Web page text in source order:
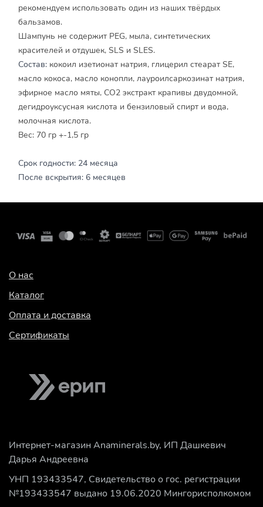
рекомендуем использовать один из наших твёрдых
бальзамов.
Шампунь не содержит PEG, мыла, синтетических
красителей и отдушек, SLS и SLES.
Состав: кокоил изетионат натрия, глицерил стеарат SE,
масло кокоса, масло конопли, лауроилсаркозинат натрия,
эфирное масло мяты, CO2 экстракт крапивы двудомной,
дегидроуксусная кислота и бензиловый спирт и вода,
молочная кислота.
Вес: 70 гр +-1,5 гр
Срок годности: 24 месяца
После вскрытия: 6 месяцев
О нас
Каталог
Оплата и доставка
Сертификаты
Интернет-магазин Anaminerals.by, ИП Дашкевич
Дарья Андреевна
УНП 193433547, Свидетельство о гос. регистрации
№193433547 выдано 19.06.2020 Мингорисполкомом